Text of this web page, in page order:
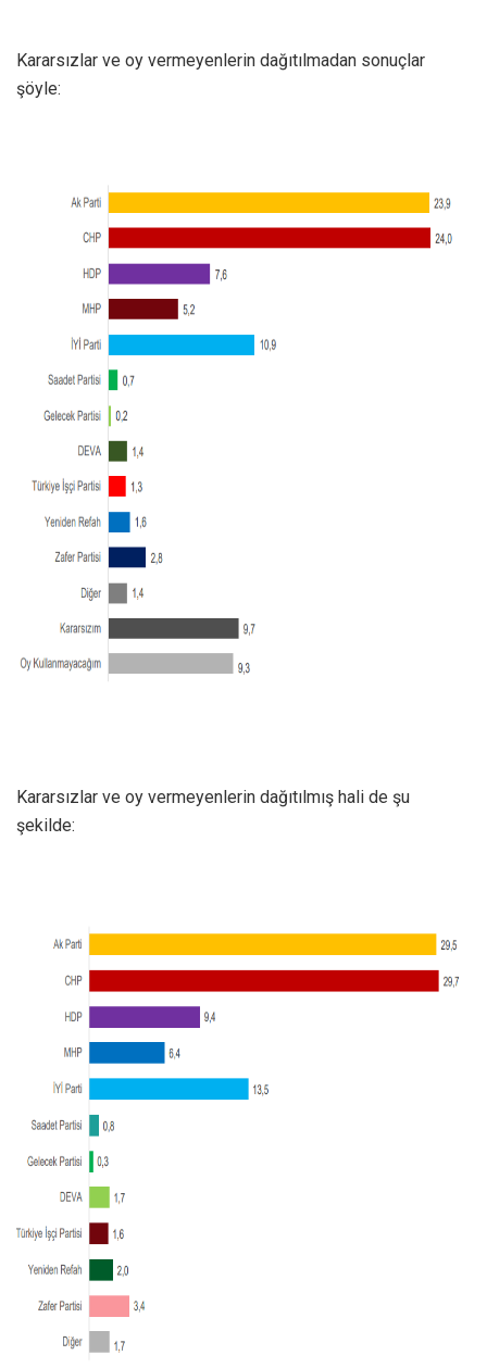
Kararsızlar ve oy vermeyenlerin dağıtılmadan sonuçlar
şöyle:
Kararsızlar ve oy vermeyenlerin dağıtılmış hali de şu
şekilde: